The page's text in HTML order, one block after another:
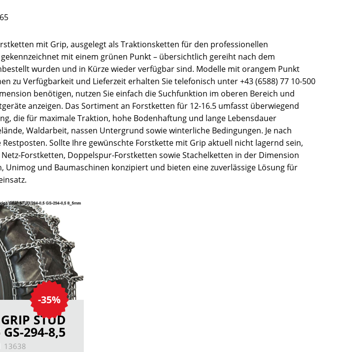
mit Grip, ausgelegt als Traktionsketten für den professionellen
mit einem grünen Punkt – übersichtlich gereiht nach dem
wurden und in Kürze wieder verfügbar sind. Modelle mit orangem Punkt
Verfügbarkeit und Lieferzeit erhalten Sie telefonisch unter +43 (6588) 77 10-500
benötigen, nutzen Sie einfach die Suchfunktion im oberen Bereich und
anzeigen. Das Sortiment an Forstketten für 12-16.5 umfasst überwiegend
die für maximale Traktion, hohe Bodenhaftung und lange Lebensdauer
Waldarbeit, nassen Untergrund sowie winterliche Bedingungen. Je nach
Sollte Ihre gewünschte Forstkette mit Grip aktuell nicht lagernd sein,
Forstketten, Doppelspur-Forstketten sowie Stachelketten in der Dimension
und Baumaschinen konzipiert und bieten eine zuverlässige Lösung für
-35%
STUD
294-8,5
13638